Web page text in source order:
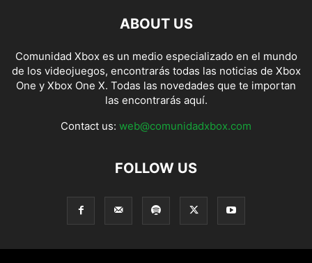
ABOUT US
Comunidad Xbox es un medio especializado en el mundo
de los videojuegos, encontrarás todas las noticias de Xbox
One y Xbox One X. Todas las novedades que te importan
las encontrarás aquí.
Contact us: web@comunidadxbox.com
FOLLOW US